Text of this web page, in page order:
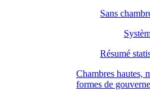
Sans
Résumé
Chambres hautes,
formes de